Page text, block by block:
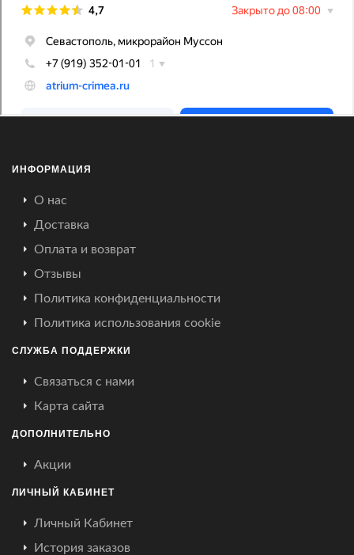
ИНФОРМАЦИЯ
О нас
Доставка
Оплата и возврат
Отзывы
Политика конфиденциальности
Политика использования cookie
СЛУЖБА ПОДДЕРЖКИ
Связаться с нами
Карта сайта
ДОПОЛНИТЕЛЬНО
Акции
ЛИЧНЫЙ КАБИНЕТ
Личный Кабинет
История заказов